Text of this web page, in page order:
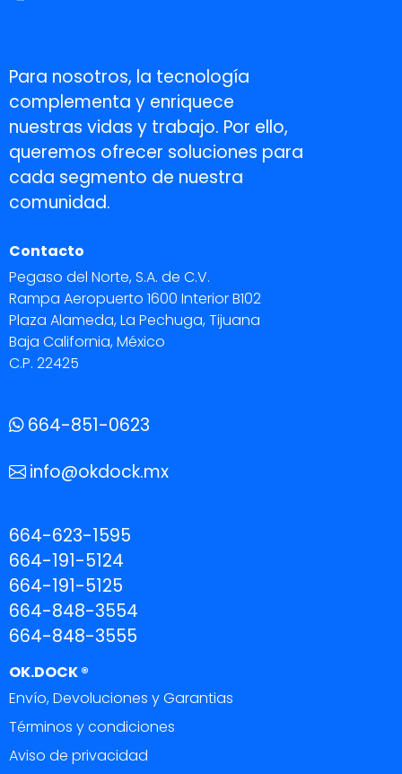
Para nosotros, la tecnología
complementa y enriquece
nuestras vidas y trabajo. Por ello,
queremos ofrecer soluciones para
cada segmento de nuestra
comunidad.
Contacto
Pegaso del Norte, S.A. de C.V.
Rampa Aeropuerto 1600 Interior B102
Plaza Alameda, La Pechuga, Tijuana
Baja California, México
C.P. 22425
664-851-0623
info@okdock.mx
664-623-1595
664-191-5124
664-191-5125
664-848-3554
664-848-3555
OK.DOCK ®
Envío, Devoluciones y Garantias
Términos y condiciones
Aviso de privacidad